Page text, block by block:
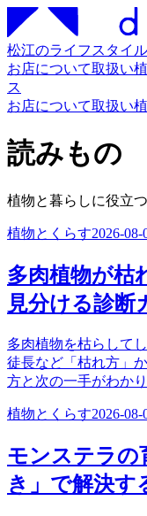
松江のライフスタイ
お店について取扱い
ス
お店について取扱い
読みもの
植物と暮らしに役立
植物とくらす2026-08-
多肉植物が枯
見分ける診断
多肉植物を枯らして
徒長など「枯れ方」
方と次の一手がわかり
植物とくらす2026-08-
モンステラの
き」で解決す